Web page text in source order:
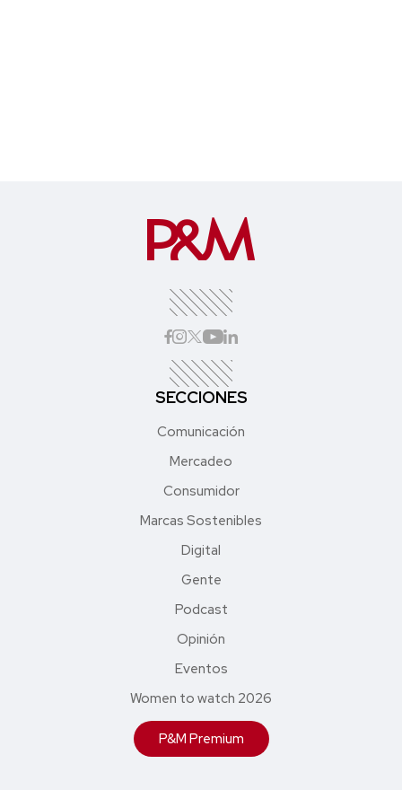
SECCIONES
Comunicación
Mercadeo
Consumidor
Marcas Sostenibles
Digital
Gente
Podcast
Opinión
Eventos
Women to watch 2026
P&M Premium